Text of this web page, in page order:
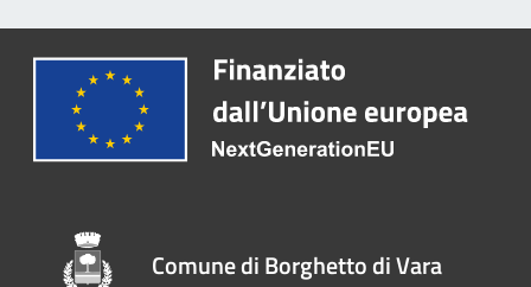
Comune di Borghetto di Vara